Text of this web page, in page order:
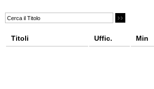
Titoli Uffic. Min